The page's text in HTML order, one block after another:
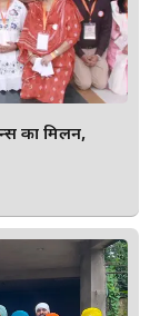
का मिलन,